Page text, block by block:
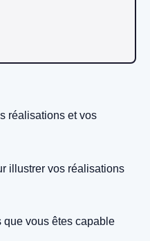
réalisations et vos
illustrer vos réalisations
que vous êtes capable